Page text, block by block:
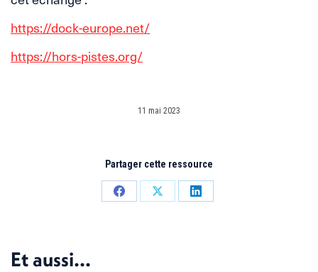
https://dock-europe.net/
https://hors-pistes.org/
11 mai 2023
Partager cette ressource
PartagerPartagerPartager
Et aussi...